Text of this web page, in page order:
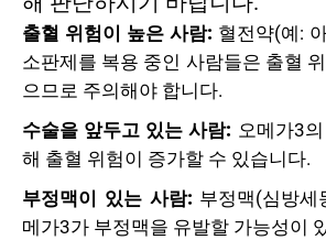
출혈 위험이 높은 사람: 혈전약(예:
소판제를 복용 중인 사람들은 출혈
으므로 주의해야 합니다.
수술을 앞두고 있는 사람: 오메가3
해 출혈 위험이 증가할 수 있습니다.
부정맥이 있는 사람: 부정맥(심방
메가3가 부정맥을 유발할 가능성이